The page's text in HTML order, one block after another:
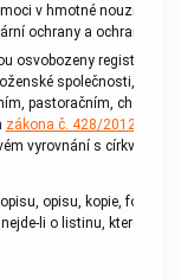
v hmotné nouzi,
ochrany a ochrany
osvobozeny
společnosti,
pastoračním,
zákona č. 428/2012 Sb.,
vyrovnání s církvemi a
opisu, kopie,
li o listinu, kterou